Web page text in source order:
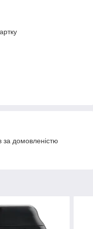
за домовленістю